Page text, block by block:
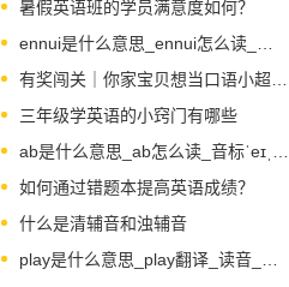
暑假英语班的学员满意度如何？
三年级学英语的小窍门有哪些
如何通过错题本提高英语成绩？
什么是清辅音和浊辅音